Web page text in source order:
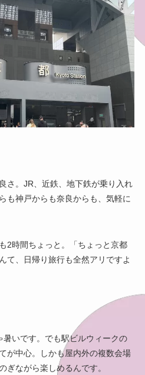
さ。JR、近鉄、地下鉄が乗り入れ
も神戸からも奈良からも、気軽に
2時間ちょっと。「ちょっと京都
て、日帰り旅行も全然アリですよ
いです。でも駅ビルウィークの
が中心。しかも屋内外の複数会場
ぎながら楽しめるんです。